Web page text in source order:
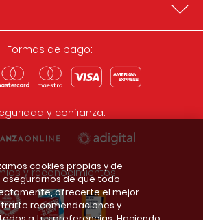
Formas de pago:
y confianza:
y reconocimientos:
cookies propias y de
de que todo
ofrecerte el mejor
recomendaciones y